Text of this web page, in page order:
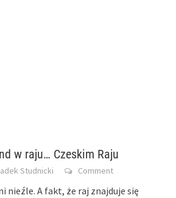
w raju… Czeskim Raju
Studnicki Comment
nieźle. A fakt, że raj znajduje się